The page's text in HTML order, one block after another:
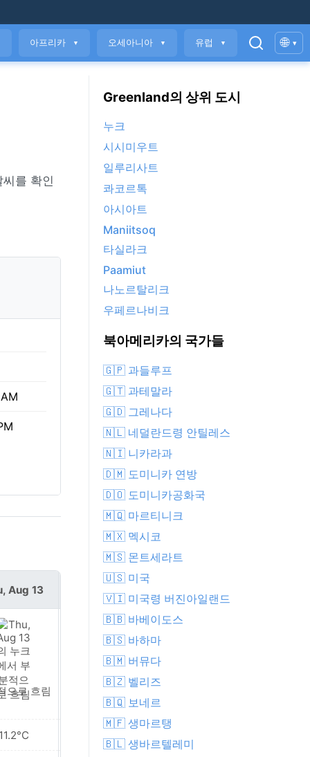
아프리카 ▼ 오세아니아 ▼ 유럽 ▼ 🌐 ▾
를 확인
Aug 13
으로 흐림 가벼운 이슬비
Greenland의 상위 도시
누크
시시미우트
일루리사트
콰코르톡
아시아트
Maniitsoq
타실라크
Paamiut
나노르탈리크
우페르나비크
북아메리카의 국가들
🇬🇵 과들루프
🇬🇹 과테말라
🇬🇩 그레나다
🇳🇱 네덜란드령 안틸레스
🇳🇮 니카라과
🇩🇲 도미니카 연방
🇩🇴 도미니카공화국
🇲🇶 마르티니크
🇲🇽 멕시코
🇲🇸 몬트세라트
🇺🇸 미국
🇻🇮 미국령 버진아일랜드
🇧🇧 바베이도스
🇧🇸 바하마
🇧🇲 버뮤다
🇧🇿 벨리즈
🇧🇶 보네르
🇲🇫 생마르탱
🇧🇱 생바르텔레미